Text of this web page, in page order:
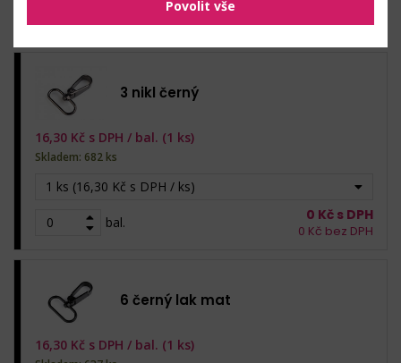
0Kč bez DPH
3 nikl černý
1 ks (16,30 Kč s DPH / ks)
bal.
16,30 Kč s DPH / bal. (1 ks)
Skladem: 682 ks
0 Kč s DPH
0 Kč bez DPH
6 černý lak mat
16,30 Kč s DPH / bal. (1 ks)
Povolit vše